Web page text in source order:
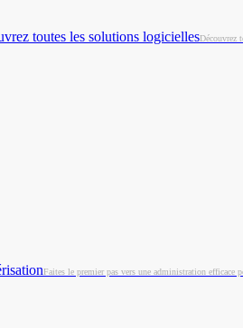
toutes les solutions logiciellesDécouvrez
Faites le premier pas vers une administration efficace